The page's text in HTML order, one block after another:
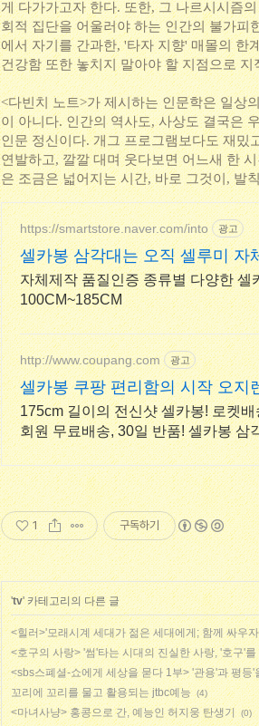
게 다가가고자 한다. 또한, 그 나르시시즘
회적 집단을 어울러야 하는 인간의 불가피
에서 자기를 간과한, '타자 지향' 매몰의 한
건강함 또한 놓치지 말아야 할 지점으로
<다빈치 노트>가 제시하는 인문학은 일상
이 아니다. 인간의 역사도, 사상도 결국은
인문 정신이다. 개그 프로그램보다도 재밌
연발하고, 깔깔 대며 웃다보면 어느새 한
은 조금은 넓어지는 시간, 바로 그것이, 발
https://smartstore.naver.com/into 광고
셀카봉 삼각대는 오직 셀루미 자
자체제작 품질인증 종류별 다양한 셀
100CM~185CM
http://www.coupang.com 광고
셀카봉 쿠팡 편리함의 시작 오지
175cm 길이의 전신샷 셀카봉! 로켓
회원 무료배송, 30일 반품! 셀카봉 삼
1 구독하기
'tv' 카테고리의 다른 글
<힐러>'모래시계 세대가 젊은 세대에게; 함께 싸우
<호구의 사랑> '썸'타는 시대의 진실한 사랑, '호구'
<sbs스폐셜-쇼에게 세상을 묻다 1부> '관용'과 평
꼬리에 꼬리를 물고 활용되는 jtbc예능 (4)
<마녀사냥> 홍콩으로 간, 예능인 허지웅 탄생기 (0)